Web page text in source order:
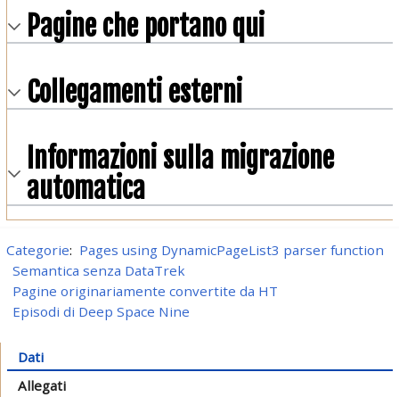
Pagine che portano qui
Collegamenti esterni
Informazioni sulla migrazione
automatica
Categorie: Pages using DynamicPageList3 parser function
Semantica senza DataTrek
Pagine originariamente convertite da HT
Episodi di Deep Space Nine
Dati
Allegati